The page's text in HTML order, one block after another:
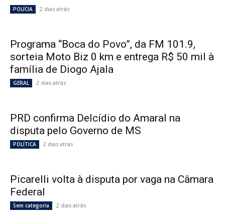
POLÍCIA 2 dias atrás
Programa “Boca do Povo”, da FM 101.9,
sorteia Moto Biz 0 km e entrega R$ 50 mil à
família de Diogo Ajala
GERAL 2 dias atrás
PRD confirma Delcídio do Amaral na
disputa pelo Governo de MS
POLÍTICA 2 dias atrás
Picarelli volta à disputa por vaga na Câmara
Federal
Sem categoria 2 dias atrás